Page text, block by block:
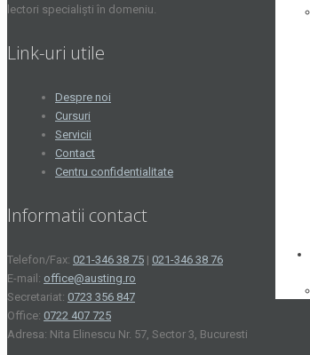
lectori specialiști în domeniu.
Link-uri utile
Despre noi
Cursuri
Servicii
Contact
Centru confidentialitate
Informatii contact
Telefon/Fax: 021-346 38 75 | 021-346 38 76
E-mail: office@austing.ro
Secretariat: 0723 356 847
Office: 0722 407 725
Adresa: Nita Elinescu Nr. 57, Sector 3, Bucuresti